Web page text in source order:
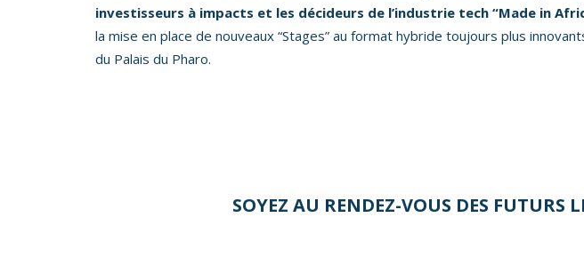
investisseurs à impacts et les décideurs de l’industrie tech “Made in
la mise en place de nouveaux “Stages” au format hybride toujours plus
du Palais du Pharo.
SOYEZ AU RENDEZ-VOUS DES FUTURS